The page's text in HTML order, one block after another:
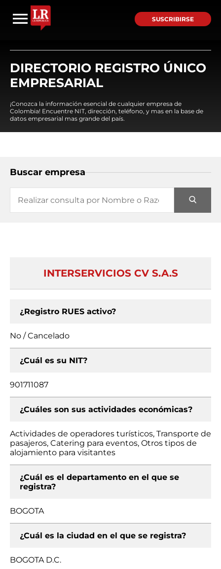
SUSCRIBIRSE
DIRECTORIO REGISTRO ÚNICO
EMPRESARIAL
¡Conozca la información esencial de cualquier empresa de
Colombia! Encuentre NIT, dirección, teléfono, y mas en la base de
datos empresarial mas grande del país.
Buscar empresa
INTERSERVICIOS CV S.A.S
¿Registro RUES activo?
No / Cancelado
¿Cuál es su NIT?
901711087
¿Cuáles son sus actividades económicas?
Actividades de operadores turísticos, Transporte de
pasajeros, Catering para eventos, Otros tipos de
alojamiento para visitantes
¿Cuál es el departamento en el que se
registra?
BOGOTA
¿Cuál es la ciudad en el que se registra?
BOGOTA D.C.